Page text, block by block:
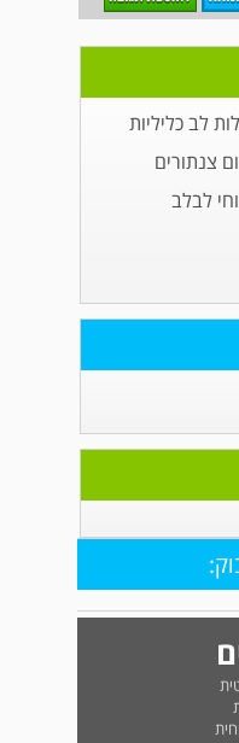
לב כליליות
צנתורים
לבלב